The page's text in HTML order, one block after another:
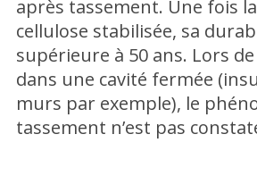
après tassement. Une fois
cellulose stabilisée, sa
supérieure à 50 ans. Lors
dans une cavité fermée
murs par exemple), le
tassement n’est pas